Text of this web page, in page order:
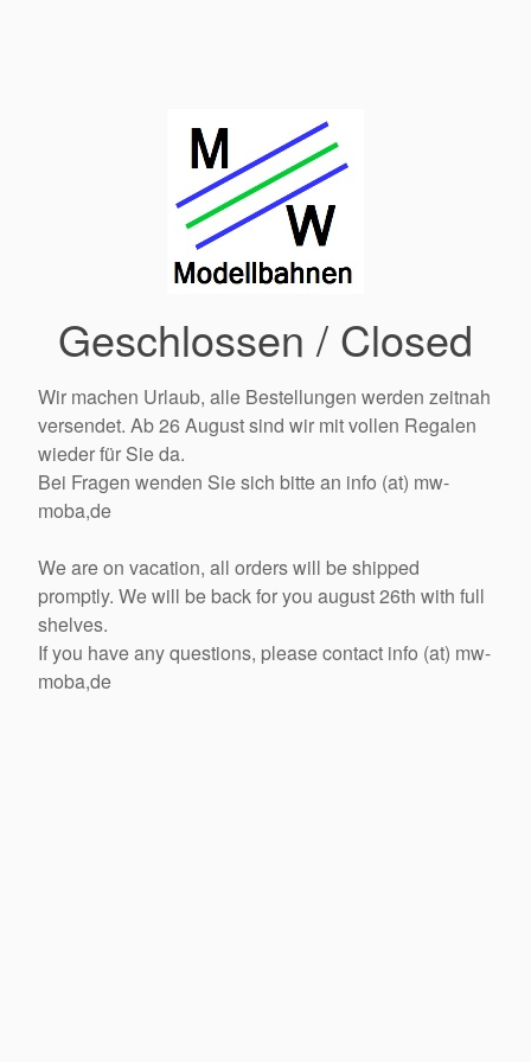
Geschlossen / Closed
Wir machen Urlaub, alle Bestellungen werden zeitnah
versendet. Ab 26 August sind wir mit vollen Regalen
wieder für Sie da.
Bei Fragen wenden Sie sich bitte an info (at) mw-
moba,de
We are on vacation, all orders will be shipped
promptly. We will be back for you august 26th with full
shelves.
If you have any questions, please contact info (at) mw-
moba,de